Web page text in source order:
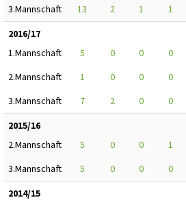
3.Mannschaft
13 2 1 1
2016/17
1.Mannschaft
5 0 0 0
2.Mannschaft
1 0 0 0
3.Mannschaft
7 2 0 0
2015/16
2.Mannschaft
5 0 0 1
3.Mannschaft
5 0 0 0
2014/15